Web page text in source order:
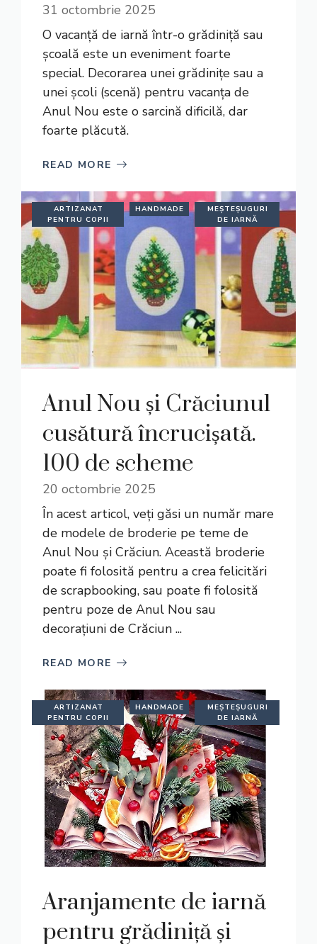
31 octombrie 2025
O vacanță de iarnă într-o grădiniță sau
școală este un eveniment foarte
special. Decorarea unei grădinițe sau a
unei școli (scenă) pentru vacanța de
Anul Nou este o sarcină dificilă, dar
foarte plăcută.
READ MORE
ARTIZANAT
PENTRU COPII
HANDMADE
MEȘTEȘUGURI
DE IARNĂ
Anul Nou și Crăciunul
cusătură încrucișată.
100 de scheme
20 octombrie 2025
În acest articol, veți găsi un număr mare
de modele de broderie pe teme de
Anul Nou și Crăciun. Această broderie
poate fi folosită pentru a crea felicitări
de scrapbooking, sau poate fi folosită
pentru poze de Anul Nou sau
decorațiuni de Crăciun ...
READ MORE
ARTIZANAT
PENTRU COPII
HANDMADE
MEȘTEȘUGURI
DE IARNĂ
Aranjamente de iarnă
pentru grădiniță și